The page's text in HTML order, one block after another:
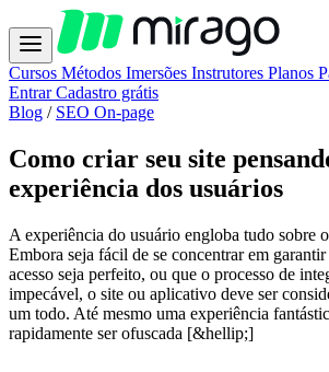
Cursos Métodos Imersões Instrutores Planos
EntrarCadastro grátis
Blog / SEO On-page
Como criar seu site
experiência dos usuários
A experiência do usuário engloba tudo sobre
Embora seja fácil de se concentrar em
acesso seja perfeito, ou que o processo de
impecável, o site ou aplicativo deve ser
um todo. Até mesmo uma experiência
rapidamente ser ofuscada [&hellip;]